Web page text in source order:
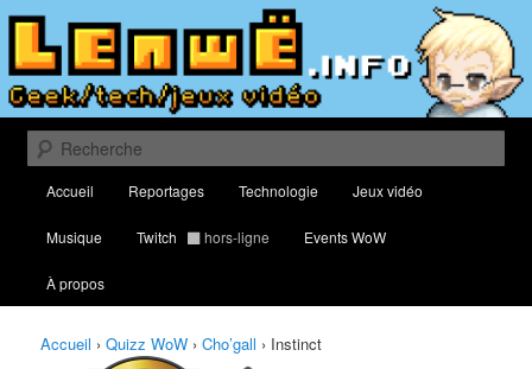
Aller
contenu
principal
Aller
contenu
secondaireLenwë – Culture geek, tech et jeux
vidéo
Classement des meilleurs joueurs au Quizz World of Warcraft
Recherche
principal
Accueil Reportages Technologie Jeux vidéo
Musique Twitch hors-ligne Events WoW
À propos
Accueil › Quizz WoW › Cho’gall › Instinct